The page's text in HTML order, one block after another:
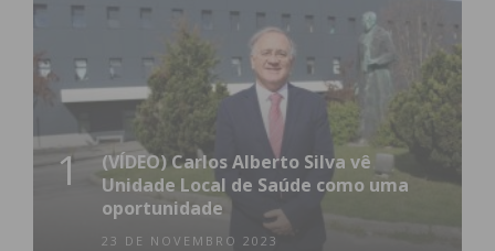
1
(VÍDEO) Carlos Alberto Silva vê
Unidade Local de Saúde como uma
oportunidade
23 DE NOVEMBRO 2023